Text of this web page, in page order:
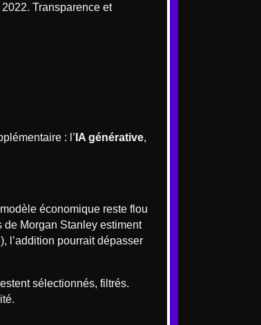
Transparence et
: l’ IA générative,
économique reste flou
de Morgan Stanley estiment
l’addition pourrait dépasser
sélectionnés, filtrés.